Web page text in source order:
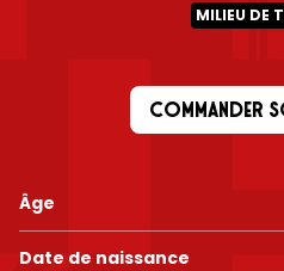
MILIEU DE
COMMANDER
Âge
Date de naissance